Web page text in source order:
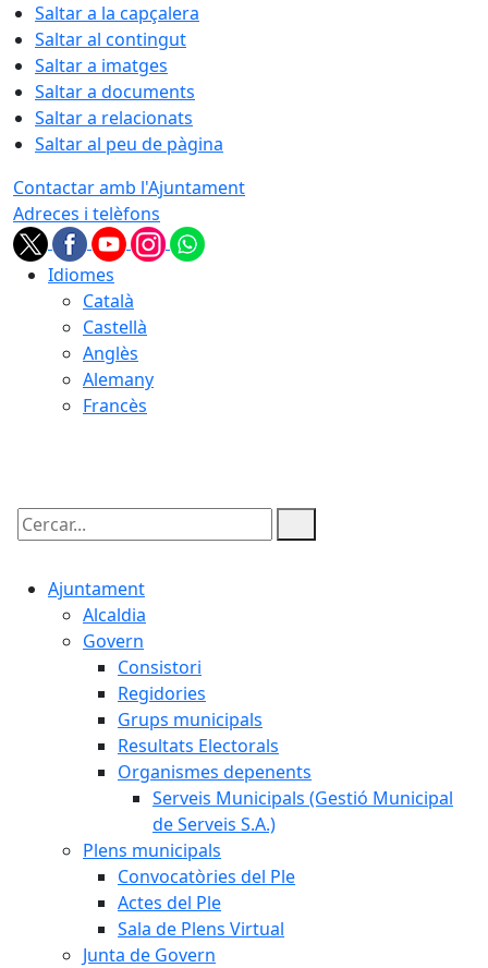
Saltar a la capçalera
Saltar al contingut
Saltar a imatges
Saltar a documents
Saltar a relacionats
Saltar al peu de pàgina
Contactar amb l'Ajuntament
Adreces i telèfons
Idiomes
Català
Castellà
Anglès
Alemany
Francès
Cercar:
Ajuntament
Alcaldia
Govern
Consistori
Regidories
Grups municipals
Resultats Electorals
Organismes depenents
Serveis Municipals (Gestió Municipal
de Serveis S.A.)
Plens municipals
Convocatòries del Ple
Actes del Ple
Sala de Plens Virtual
Junta de Govern